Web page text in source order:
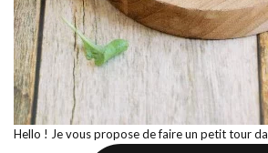
Hello ! Je vous propose de faire un petit tour da